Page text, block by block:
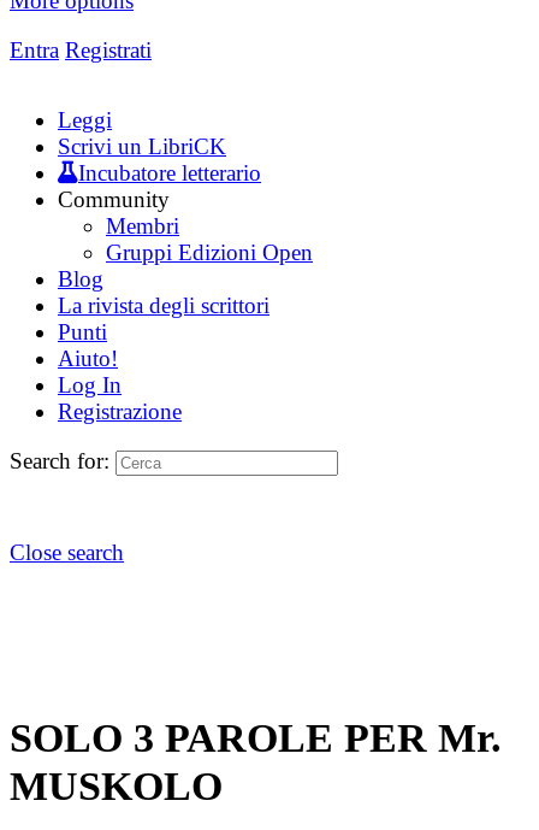
Entra Registrati
Leggi
Scrivi un LibriCK
Incubatore letterario
Community
Membri
Gruppi Edizioni Open
Blog
La rivista degli scrittori
Punti
Aiuto!
Log In
Registrazione
Search for:
Close search
SOLO 3 PAROLE PER Mr.
MUSKOLO